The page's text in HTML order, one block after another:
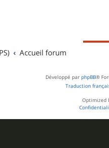
Accueil forum
Développé par phpBB®
Traduction
Optimized